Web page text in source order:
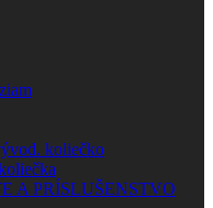
koliečko
A PRÍSLUŠENSTVO